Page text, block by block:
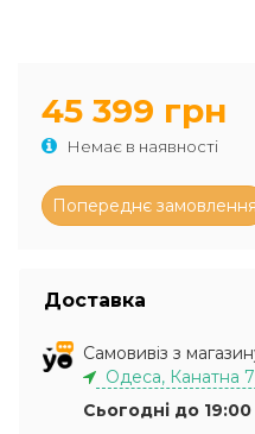
45 399 грн
Немає в наявності
Доставка
Самовивіз з
Одеса, Канатна
Сьогодні до 19:00